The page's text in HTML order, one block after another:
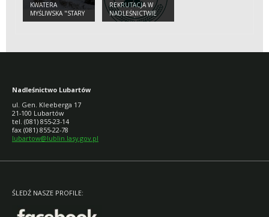
KWATERA
MYŚLIWSKA "STARY
TARTAK"
REKRUTACJA W
NADLEŚNICTWIE
LUBARTÓW
Nadleśnictwo Lubartów
ul. Gen. Kleeberga 17
21-100 Lubartów
tel. (081) 855-23-14
fax (081) 855-22-78
lubartow@lublin.lasy.gov.pl
ŚLEDŹ NASZE PROFILE: